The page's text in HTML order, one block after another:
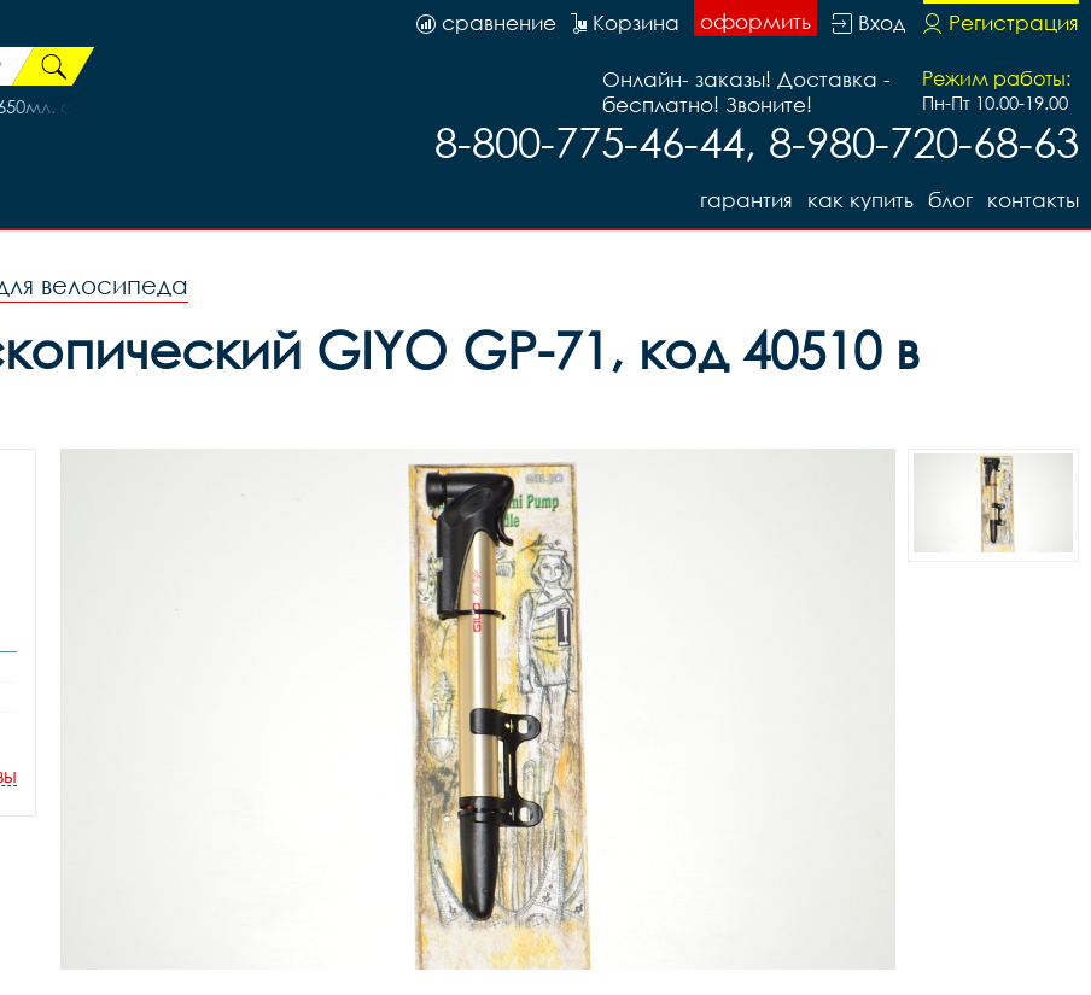
синяя, код 41582
Регистрация
Вход
оформить
Корзина
сравнение
Режим работы:
Пн-Пт 10.00-19.00
Онлайн- заказы! Доставка -
бесплатно! Звоните!
8-800-775-46-44, 8-980-720-68-63
контакты
блог
как купить
гарантия
велосипеда
GIYO GP-71, код 40510 в